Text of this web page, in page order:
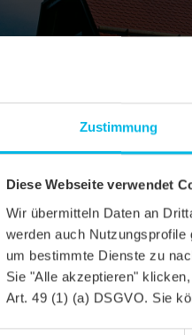
Zustimmung
Diese Webseite verwendet
Wir übermitteln Daten an
werden auch
um bestimmte Dienste zu
Sie "Alle akzeptieren"
Art. 49 (1) (a) DSGVO. Sie